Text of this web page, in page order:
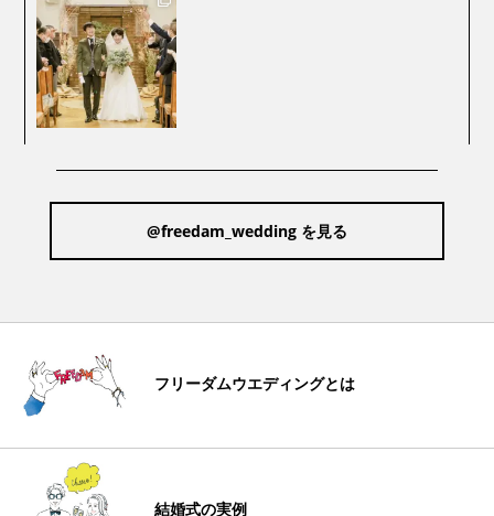
@freedam_wedding を見る
フリーダムウエディングとは
結婚式の実例